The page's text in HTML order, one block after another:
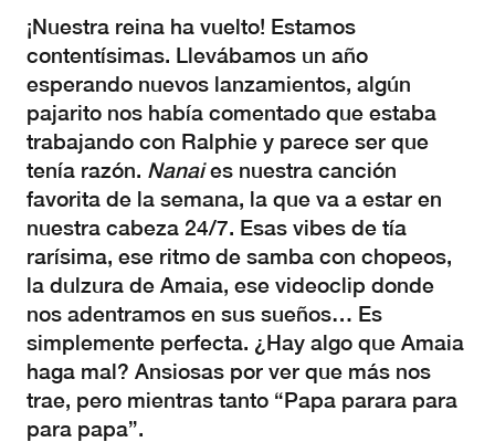
¡Nuestra reina ha vuelto! Estamos
contentísimas. Llevábamos un año
esperando nuevos lanzamientos, algún
pajarito nos había comentado que estaba
trabajando con Ralphie y parece ser que
tenía razón. Nanaies nuestra canción
favorita de la semana, la que va a estar en
nuestra cabeza 24/7. Esas vibes de tía
rarísima, ese ritmo de samba con chopeos,
la dulzura de Amaia, ese videoclip donde
nos adentramos en sus sueños… Es
simplemente perfecta. ¿Hay algo que Amaia
haga mal? Ansiosas por ver que más nos
trae, pero mientras tanto “Papa parara para
para papa”.